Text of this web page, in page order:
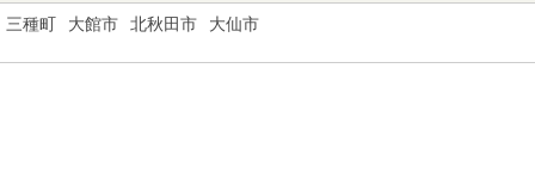
三種町 大館市 北秋田市 大仙市